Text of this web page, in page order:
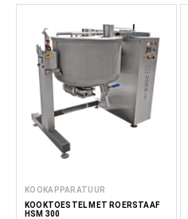
KOOKAPPARATUUR
KOOKTOESTEL MET ROERSTAAF
HSM 300